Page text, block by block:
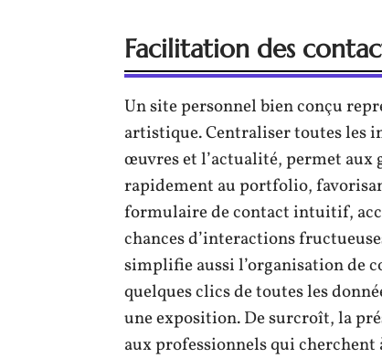
Facilitation des
Un site personnel bien conçu
artistique. Centraliser toutes les
œuvres et l’actualité, permet aux
rapidement au portfolio,
formulaire de contact intuitif,
chances d’interactions
simplifie aussi l’organisation de
quelques clics de toutes les
une exposition. De surcroît, la
aux professionnels qui